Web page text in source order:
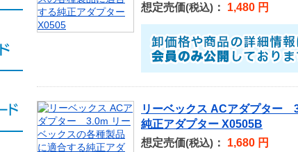
想定売価(税込) ： 1,480 円
リーベックス ACアダプター
純正アダプター X0505B
想定売価(税込) ： 1,680 円